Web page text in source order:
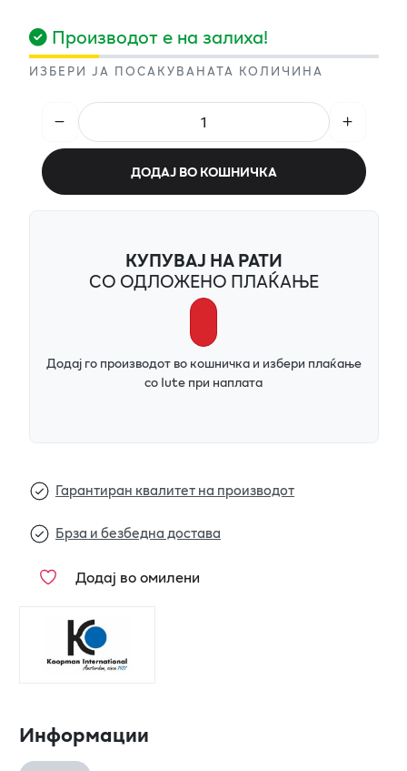
Производот е на залиха!
ИЗБЕРИ ЈА ПОСАКУВАНАТА КОЛИЧИНА
ДОДАЈ ВО КОШНИЧКА
КУПУВАЈ НА РАТИ
СО ОДЛОЖЕНО ПЛАЌАЊЕ
Додај го производот во кошничка и избери плаќање
со Iute при наплата
Гарантиран квалитет на производот
Брза и безбедна достава
Додај во омилени
Информации